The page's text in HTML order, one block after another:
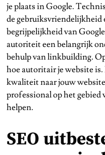
je plaats in Google.
de gebruiksvriendelijkheid
begrijpelijkheid van
autoriteit een belangrijk
behulp van linkbuilding.
hoe autoritair je website
kwaliteit naar jouw
professional op het gebied
helpen.
SEO